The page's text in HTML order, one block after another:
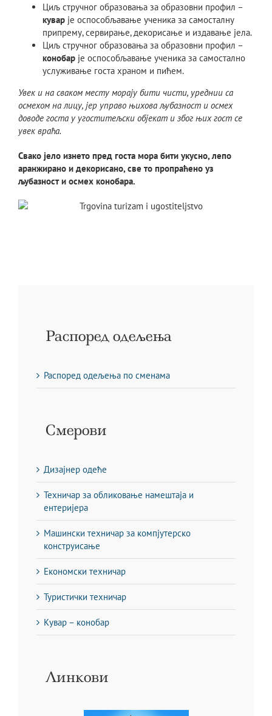
Циљ стручног образовања за образовни профил –
кувар је оспособљавање ученика за самосталну
припрему, сервирање, декорисање и издавање јела.
Циљ стручног образовања за образовни профил –
конобар је оспособљавање ученика за самостално
услуживање госта храном и пићем.
Увек и на сваком месту морају бити чисти, уреднии са
осмехом на лицу, јер управо њихова љубазност и осмех
доводe гостa у угоститељски објекат и због њихгост се
увек враћа.
Свако јело изнето пред госта мора бити укусно, лепо
аранжирано и декорисано, све то пропраћено уз
љубазности осмех конобара.
Распоред одељења
Распоред одељења по сменама
Смерови
Дизајнер одеће
Техничар за обликовање намештаја и
ентеријера
Машински техничар за компјутерско
конструисање
Економски техничар
Туристички техничар
Кувар – конобар
Линкови